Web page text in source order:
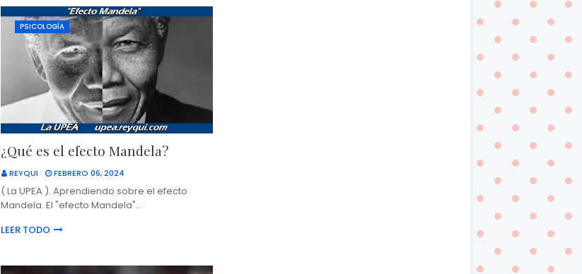
PSICOLOGÍA
¿Qué es el efecto Mandela?
REYQUI FEBRERO 06, 2024
( La UPEA ). Aprendiendo sobre el efecto
Mandela. El "efecto Mandela"…
LEER TODO